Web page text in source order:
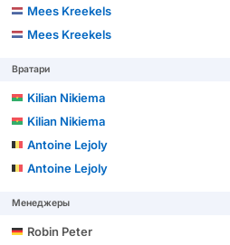
Mees Kreekels
Mees Kreekels
Вратари
Kilian Nikiema
Kilian Nikiema
Antoine Lejoly
Antoine Lejoly
Менеджеры
Robin Peter